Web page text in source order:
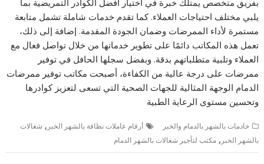
يلبي مختلف احتياجات العملاء. كما تقدم خدمات شاملة تشمل متابعة
مستمرة لأداء الممرضات وضمان الجودة المقدمة. إضافة إلى ذلك،
تعمل هذه المكاتب دائمًا على تطوير خدماتها من خلال تواصل فعال مع
العملاء وتلبية متطلباتهم بدقة. وبفضل سجلها الحافل في توفير
ممرضات على درجة عالية من الكفاءة، أصبحت مكاتب توفير ممرضات
الدمام الوجهة المثالية للجهات الصحية التي تسعى لتعزيز كوادرها
وتحسين مستوى الرعاية الطبية
خادمات بالشهر بالدمام والخبر أرقام عاملات نظافة بالشهر الخبر , شغالات
بالشهر الخبر ,مكتب لتأجير شغالات بالشهر الدمام